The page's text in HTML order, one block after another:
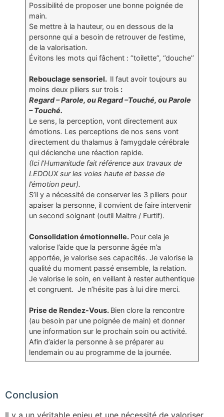
Possibilité de proposer une bonne poignée de
main.
Se mettre à la hauteur, ou en dessous de la
personne qui a besoin de retrouver de l’estime,
de la valorisation.
Évitons les mots qui fâchent : ‘’toilette’’, ‘’douche’’
Rebouclage sensoriel. Il faut avoir toujours au
moins deux piliers sur trois :
Regard – Parole, ou Regard –Touché, ou Parole
– Touché.
Le sens, la perception, vont directement aux
émotions. Les perceptions de nos sens vont
directement du thalamus à l’amygdale cérébrale
qui déclenche une réaction rapide.
(Ici l’Humanitude fait référence aux travaux de
LEDOUX sur les voies haute et basse de
l’émotion peur).
S’il y a nécessité de conserver les 3 piliers pour
apaiser la personne, il convient de faire intervenir
un second soignant (outil Maitre / Furtif).
Consolidation émotionnelle. Pour cela je
valorise l’aide que la personne âgée m’a
apportée, je valorise ses capacités. Je valorise la
qualité du moment passé ensemble, la relation.
Je valorise le soin, en veillant à rester authentique
et congruent. Je n’hésite pas à lui dire merci.
Prise de Rendez-Vous. Bien clore la rencontre
(au besoin par une poignée de main) et donner
une information sur le prochain soin ou activité.
Afin d’aider la personne à se préparer au
lendemain ou au programme de la journée.
Conclusion
Il y a un véritable enjeu et une nécessité de valoriser